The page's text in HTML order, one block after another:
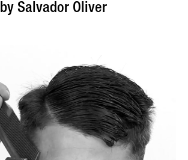
by Salvador Oliver